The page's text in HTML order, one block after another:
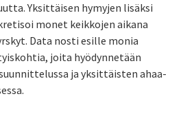
Yksittäisen hymyjen lisäksi
monet keikkojen aikana
Data nosti esille monia
joita hyödynnetään
ja yksittäisten ahaa-